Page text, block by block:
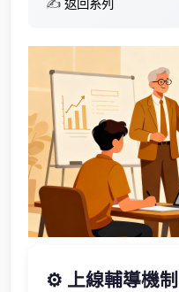
✍️ 返回系列
⚙️ 上線輔導機